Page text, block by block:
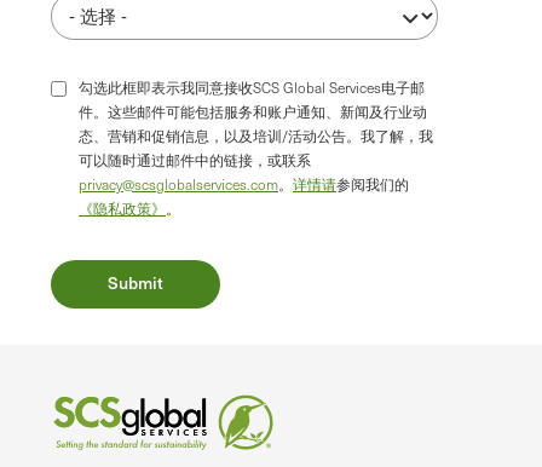
勾选此框即表示我同意接收SCS Global Services电子邮
件。这些邮件可能包括服务和账户通知、新闻及行业动
态、营销和促销信息，以及培训/活动公告。我了解，我
可以随时通过邮件中的链接，或联系
privacy@scsglobalservices.com。 详情请参阅我们的
《隐私政策》 。